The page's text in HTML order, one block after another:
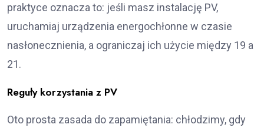
praktyce oznacza to: jeśli masz instalację PV,
uruchamiaj urządzenia energochłonne w czasie
nasłonecznienia, a ograniczaj ich użycie między 19 a
21.
Reguły korzystania z PV
Oto prosta zasada do zapamiętania: chłodzimy, gdy